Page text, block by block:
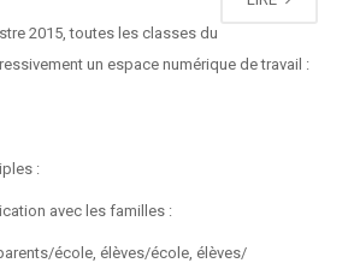
2015, toutes les classes du
un espace numérique de travail :
:
avec les familles :
école, élèves/école, élèves/